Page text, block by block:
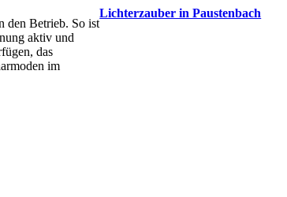
den Betrieb. So ist
aktiv und
das
im
Lichterzauber in Paustenbach